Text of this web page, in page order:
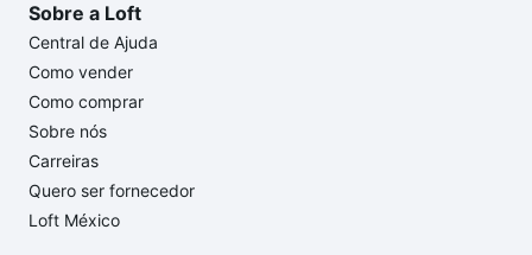
Sobre a Loft
Central de Ajuda
Como vender
Como comprar
Sobre nós
Carreiras
Quero ser fornecedor
Loft México